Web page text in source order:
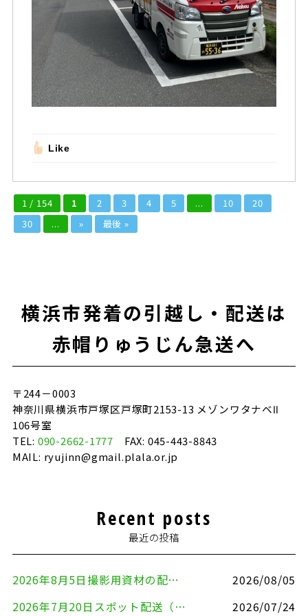
Like
1 / 154 1 2 3 4 5 ... 10
20
30
... » 最後 »
横浜市発着の引越し・配送は
赤帽りゅうじん急送へ
〒244－0003
神奈川県横浜市戸塚区戸塚町2153-13 メゾンワタナベⅡ
106号室
TEL: 090-2662-1777 FAX: 045-443-8843
MAIL: ryujinn@gmail.plala.or.jp
Recent posts
最近の投稿
2026年8月5日撮影用資材の配送（鎌倉市⇒港区）
2026/08/05
2026年7月20日スポット配送（横浜市金沢区⇒愛知県豊川市）
2026/07/24